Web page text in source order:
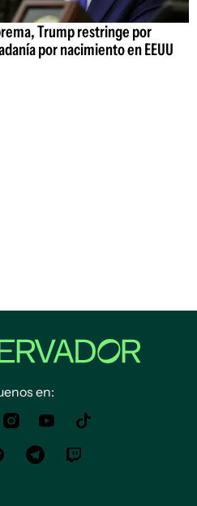
Trump restringe por
por nacimiento en EEUU
en: